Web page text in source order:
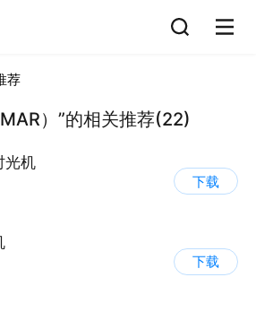
荐
）”的相关推荐(22)
光机
下载
下载